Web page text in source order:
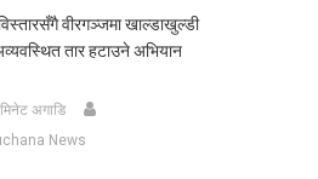
वीरगञ्जमा खाल्डाखुल्डी
तार हटाउने अभियान
अगाडि
News